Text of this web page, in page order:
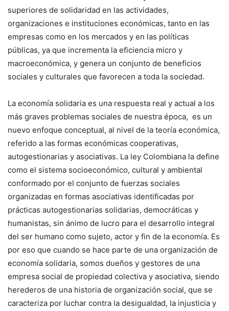
superiores de solidaridad en las actividades,
organizaciones e instituciones económicas, tanto en las
empresas como en los mercados y en las políticas
públicas, ya que incrementa la eficiencia micro y
macroeconómica, y genera un conjunto de beneficios
sociales y culturales que favorecen a toda la sociedad.
La economía solidaria es una respuesta real y actual a los
más graves problemas sociales de nuestra época, es un
nuevo enfoque conceptual, al nivel de la teoría económica,
referido a las formas económicas cooperativas,
autogestionarias y asociativas. La ley Colombiana la define
como el sistema socioeconómico, cultural y ambiental
conformado por el conjunto de fuerzas sociales
organizadas en formas asociativas identificadas por
prácticas autogestionarias solidarias, democráticas y
humanistas, sin ánimo de lucro para el desarrollo integral
del ser humano como sujeto, actor y fin de la economía. Es
por eso que cuando se hace parte de una organización de
economía solidaria, somos dueños y gestores de una
empresa social de propiedad colectiva y asociativa, siendo
herederos de una historia de organización social, que se
caracteriza por luchar contra la desigualdad, la injusticia y